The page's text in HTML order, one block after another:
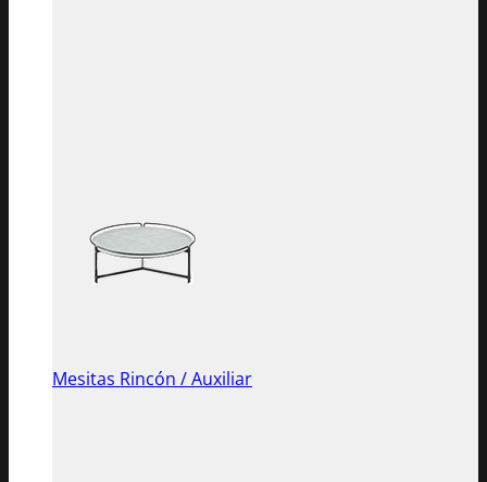
Mesitas Rincón / Auxiliar